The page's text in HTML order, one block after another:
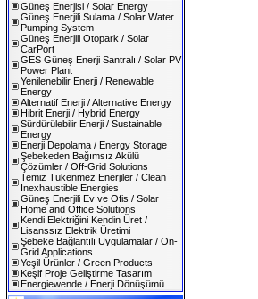
Güneş Enerjisi / Solar Energy
Güneş Enerjili Sulama / Solar Water
Pumping System
Güneş Enerjili Otopark / Solar
CarPort
GES Güneş Enerji Santralı / Solar PV
Power Plant
Yenilenebilir Enerji / Renewable
Energy
Alternatif Enerji / Alternative Energy
Hibrit Enerji / Hybrid Energy
Sürdürülebilir Enerji / Sustainable
Energy
Enerji Depolama / Energy Storage
Şebekeden Bağımsız Akülü
Çözümler / Off-Grid Solutions
Temiz Tükenmez Enerjiler / Clean
Inexhaustible Energies
Güneş Enerjili Ev ve Ofis / Solar
Home and Office Solutions
Kendi Elektriğini Kendin Üret /
Lisanssız Elektrik Üretimi
Şebeke Bağlantılı Uygulamalar / On-
Grid Applications
Yeşil Ürünler / Green Products
Keşif Proje Geliştirme Tasarım
Energiewende / Enerji Dönüşümü